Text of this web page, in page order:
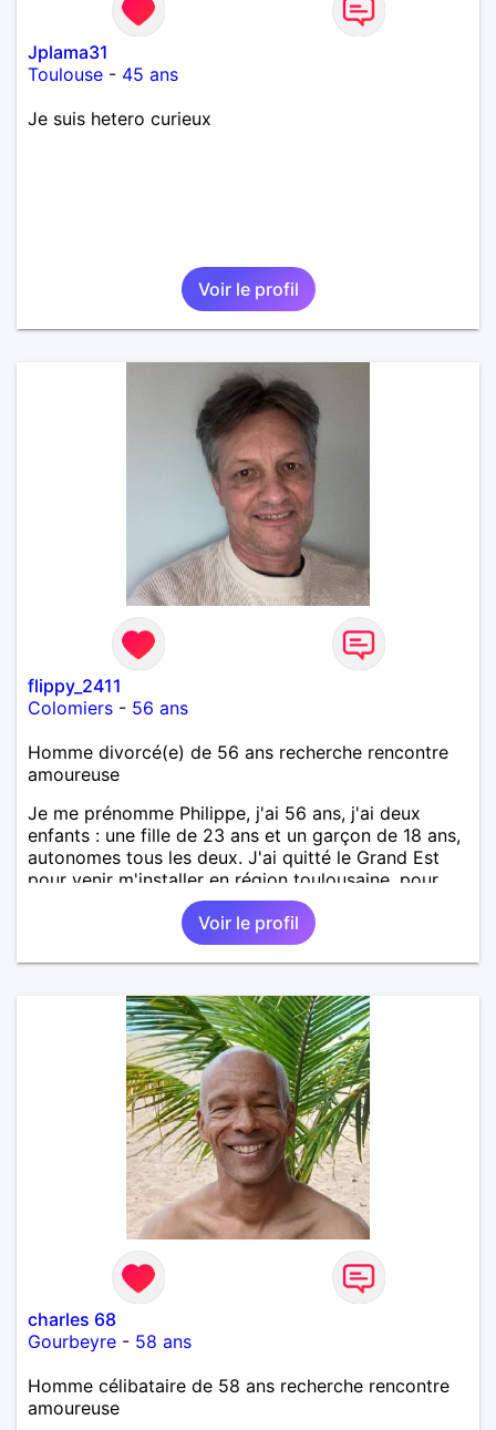
Jplama31
Toulouse - 45 ans
Je suis hetero curieux
Voir le profil
flippy_2411
Colomiers - 56 ans
Homme divorcé(e) de 56 ans recherche rencontre
amoureuse
Je me prénomme Philippe, j'ai 56 ans, j'ai deux
enfants : une fille de 23 ans et un garçon de 18 ans,
autonomes tous les deux. J'ai quitté le Grand Est
pour venir m'installer en région toulousaine, pour
des raisons professionnelles et personnelle. Séparé,
je souhaite refaire ma vie amoureuse avec une
personne ayant de belles valeurs. Sincérité,
bienveillance, respect et ouverture d'esprit sont, à
authentique pour durer sur le long terme. Si vous
vous reconnaissez dans ces quelques mots, je vous
Voir le profil
charles 68
Gourbeyre - 58 ans
Homme célibataire de 58 ans recherche rencontre
amoureuse